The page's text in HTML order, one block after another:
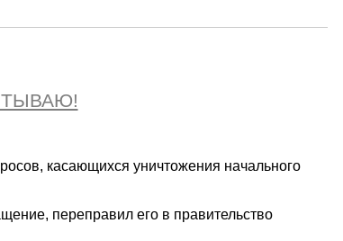
касающихся уничтожения начального
переправил его в правительство